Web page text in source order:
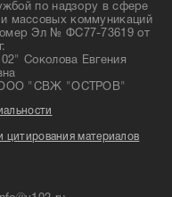
по надзору в сфере
массовых коммуникаций
Эл № ФС77-73619 от
Соколова Евгения
ООО "СВЖ "ОСТРОВ"
цитирования материалов